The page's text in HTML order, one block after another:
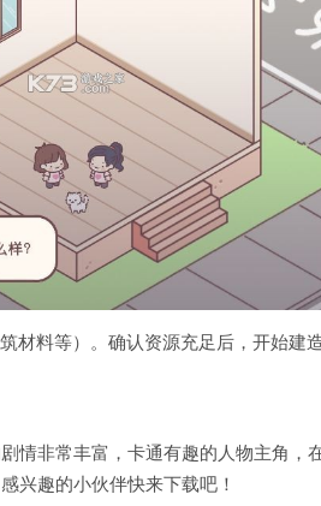
材料等）。确认资源充足后，开始建造
情非常丰富，卡通有趣的人物主角，
兴趣的小伙伴快来下载吧！